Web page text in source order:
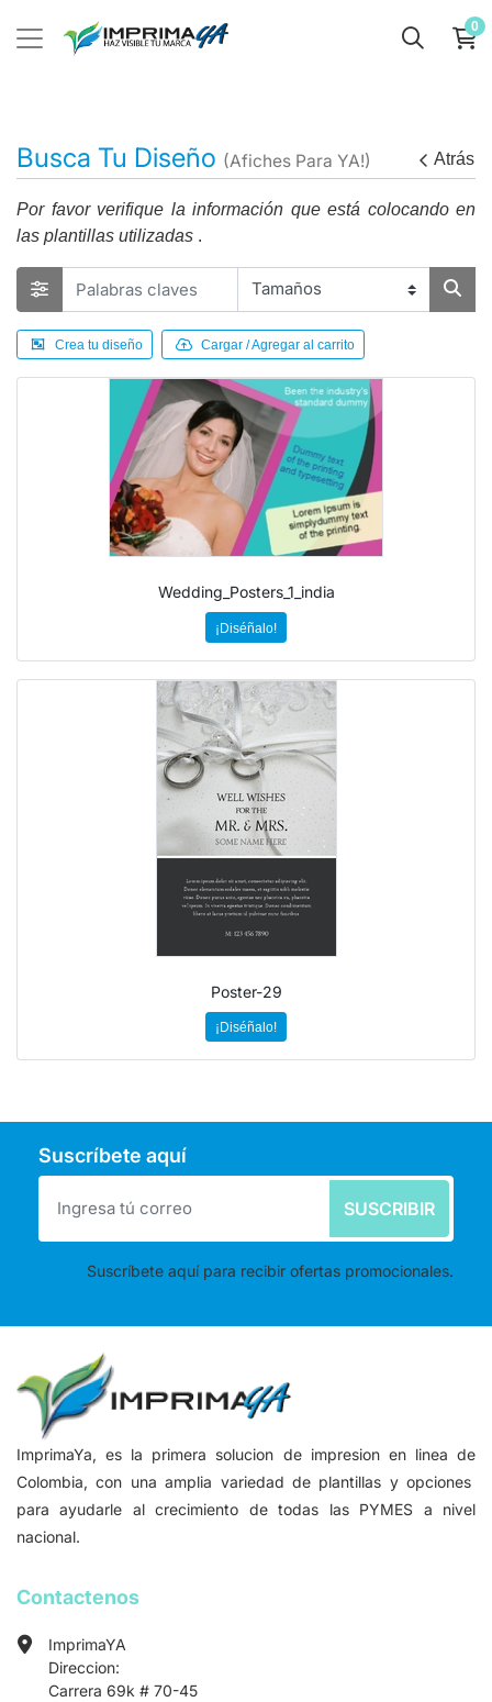
0
Busca Tu Diseño (Afiches Para YA!) Atrás
Por favor verifique la información que está colocando en
las plantillas utilizadas .
Crea tu diseño Cargar / Agregar al carrito
Wedding_Posters_1_india
¡Diséñalo!
Poster-29
¡Diséñalo!
Suscríbete aquí
SUSCRIBIR
Suscríbete aquí para recibir ofertas promocionales.
ImprimaYa, es la primera solucion de impresion en linea de
Colombia, con una amplia variedad de plantillas y opciones
para ayudarle al crecimiento de todas las PYMES a nivel
nacional.
Contactenos
ImprimaYA
Direccion:
Carrera 69k # 70-45